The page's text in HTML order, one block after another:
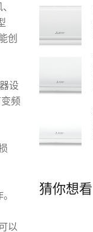
创
设
频
以
猜你想看